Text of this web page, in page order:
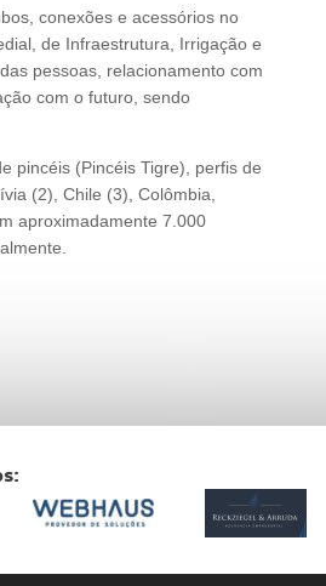
conexões e acessórios no
de Infraestrutura, Irrigação e
pessoas, relacionamento com
com o futuro, sendo
pincéis (Pincéis Tigre), perfis de
(2), Chile (3), Colômbia,
aproximadamente 7.000